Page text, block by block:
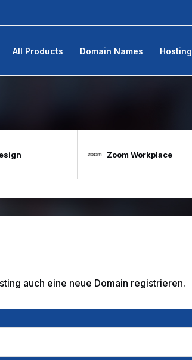
All Products Domain Names Hosting
Zoom Workplace
auch eine neue Domain registrieren.